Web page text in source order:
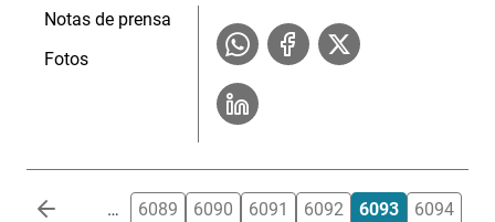
Notas de prensa
Fotos
Paginación … 6089 6090 6091 6092 6093
6094